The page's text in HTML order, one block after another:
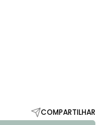
COMPARTILHAR